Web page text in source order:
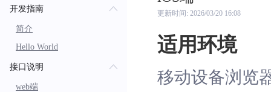
开发指南
简介
Hello World
接口说明
web端
更新时间: 2026/03/20 16:08
适用环境
移动设备浏览